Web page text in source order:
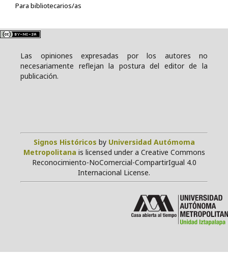
Para bibliotecarios/as
Las opiniones expresadas por los autores no
necesariamente reflejan la postura del editor de la
publicación.
Signos Históricos by Universidad Autómoma
Metropolitana is licensed under a Creative Commons
Reconocimiento-NoComercial-CompartirIgual 4.0
Internacional License.